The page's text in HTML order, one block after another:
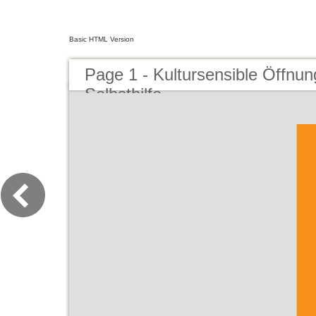
Basic HTML Version
Page 1 - Kultursensible
Selbsthilfe